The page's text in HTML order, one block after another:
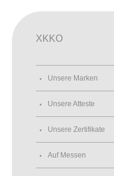
XKKO
Unsere Marken
Unsere Atteste
Unsere Zertifikate
Auf Messen